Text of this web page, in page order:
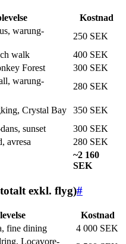
Kostnad
warung-
250 SEK
walk
400 SEK
Forest
300 SEK
warung-
280 SEK
Crystal Bay
350 SEK
sunset
300 SEK
avresa
280 SEK
~2 160
SEK
exkl. flyg)#
Kostnad
fine dining
4 000 SEK
Locavore-